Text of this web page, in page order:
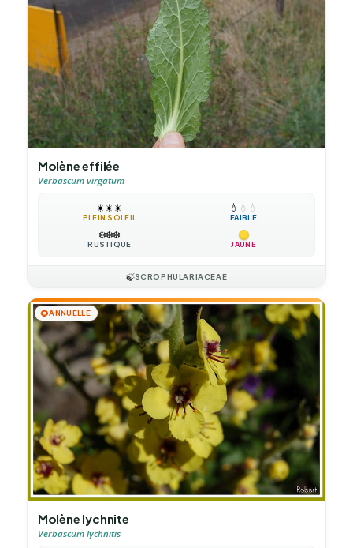
Molène effilée
Verbascum virgatum
☀️☀️☀️
PLEIN SOLEIL
💧 💧 💧
FAIBLE
❄️❄️❄️
RUSTIQUE JAUNE
🍃SCROPHULARIACEAE
🌻ANNUELLE
Molène lychnite
Verbascum lychnitis